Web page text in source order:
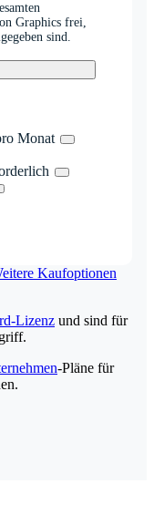
Graphics frei,
sind.
Monat
Kaufoptionen
Lizenz und sind für
-Pläne für